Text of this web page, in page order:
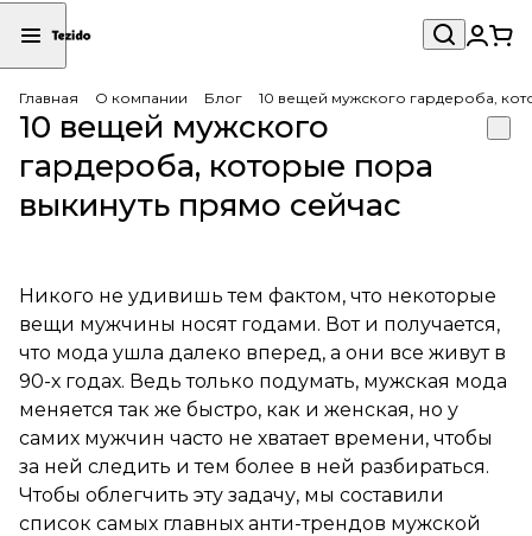
Главная О компании Блог 10 вещей мужского гардероба,
10 вещей мужского
гардероба, которые пора
выкинуть прямо сейчас
Никого не удивишь тем фактом, что некоторые
вещи мужчины носят годами. Вот и получается,
что мода ушла далеко вперед, а они все живут в
90-х годах. Ведь только подумать, мужская мода
меняется так же быстро, как и женская, но у
самих мужчин часто не хватает времени, чтобы
за ней следить и тем более в ней разбираться.
Чтобы облегчить эту задачу, мы составили
список самых главных анти-трендов мужской